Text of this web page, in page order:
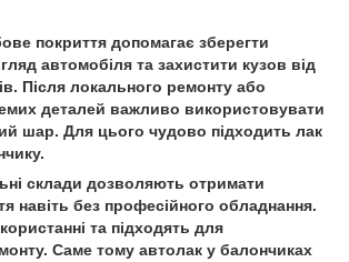
покриття допомагає зберегти
автомобіля та захистити кузов від
Після локального ремонту або
деталей важливо використовувати
шар. Для цього чудово підходить лак
склади дозволяють отримати
навіть без професійного обладнання.
та підходять для
Саме тому автолак у балончиках